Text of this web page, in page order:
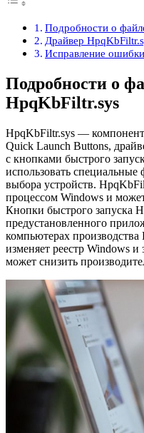
Подробности о
Драйвер
Исправление
Подробности о
HpqKbFiltr.sys
HpqKbFiltr.sys —
Quick Launch Buttons,
с кнопками быстрого
использовать
выбора устройств.
процессом Windows и
Кнопки быстрого запуска
предустановленного
компьютерах
изменяет реестр Windows и
может снизить